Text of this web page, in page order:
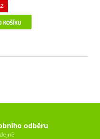
odběru